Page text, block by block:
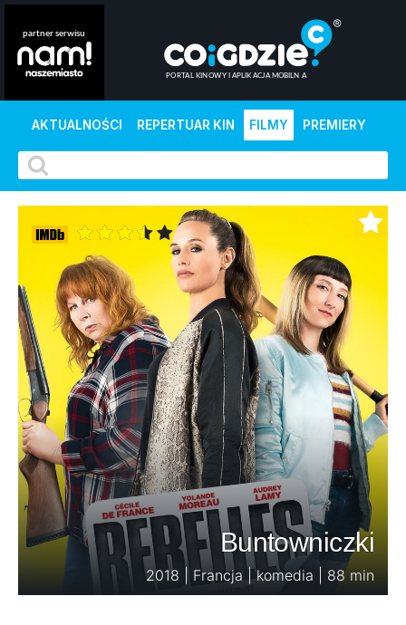
AKTUALNOŚCI REPERTUAR KIN FILMY PREMIERY
Buntowniczki
2018 | Francja | komedia | 88 min